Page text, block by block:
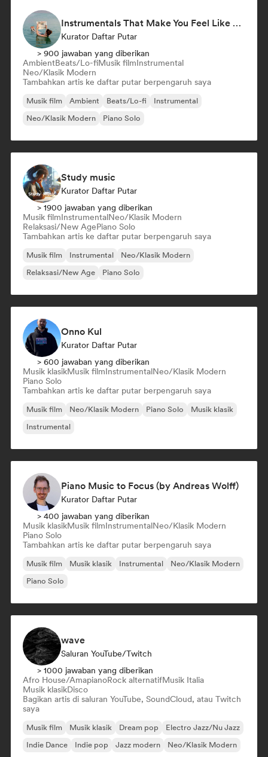
Instrumentals That Make You Feel Like Floating
Kurator Daftar Putar
> 900 jawaban yang diberikan
AmbientBeats/Lo-fiMusik filmInstrumental
Neo/Klasik Modern
Tambahkan artis ke daftar putar berpengaruh saya
Musik film Ambient Beats/Lo-fi
Instrumental
Neo/Klasik Modern
Piano Solo
Study music
Kurator Daftar Putar
> 1900 jawaban yang diberikan
Musik filmInstrumentalNeo/Klasik Modern
Relaksasi/New AgePiano Solo
Tambahkan artis ke daftar putar berpengaruh saya
Musik film Instrumental
Neo/Klasik Modern
Relaksasi/New Age
Piano Solo
Onno Kul
Kurator Daftar Putar
> 600 jawaban yang diberikan
Musik klasikMusik filmInstrumentalNeo/Klasik Modern
Piano Solo
Tambahkan artis ke daftar putar berpengaruh saya
Musik film Neo/Klasik Modern Piano Solo
Musik klasik
Instrumental
Piano Music to Focus (by Andreas Wolff)
Kurator Daftar Putar
> 400 jawaban yang diberikan
Musik klasikMusik filmInstrumentalNeo/Klasik Modern
Piano Solo
Tambahkan artis ke daftar putar berpengaruh saya
Musik film Musik klasik Instrumental
Neo/Klasik Modern
Piano Solo
wave
Saluran YouTube/Twitch
> 1000 jawaban yang diberikan
Afro House/AmapianoRock alternatifMusik Italia
Musik klasikDisco
Bagikan artis di saluran YouTube, SoundCloud, atau Twitch
saya
Musik film Musik klasik Dream pop
Electro Jazz/Nu Jazz
Indie Dance
Indie pop Jazz modern Neo/Klasik Modern